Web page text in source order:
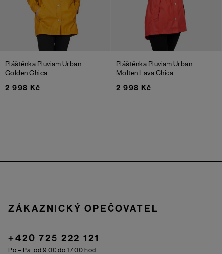
Pláštěnka Pluviam Urban
Golden Chica
2 998 Kč
Pláštěnka Pluviam Urban
Molten Lava Chica
2 998 Kč
ZÁKAZNICKÝ OPEČOVATEL
+420 725 222 121
Po – Pá: od 9.00 do 17.00 hod.